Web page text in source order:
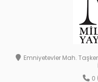
Emniyetevler Mah.
0